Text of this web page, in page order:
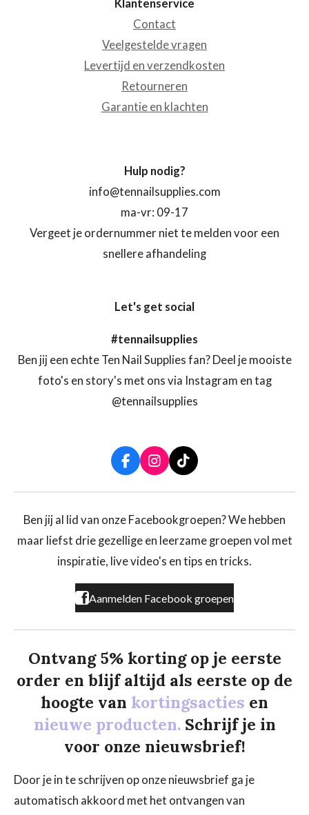
Klantenservice
Contact
Veelgestelde vragen
Levertijd en verzendkosten
Retourneren
Garantie en klachten
Hulp nodig?
info@tennailsupplies.com
ma-vr: 09-17
Vergeet je ordernummer niet te melden voor een
snellere afhandeling
Let's get social
#tennailsupplies
Ben jij een echte Ten Nail Supplies fan? Deel je mooiste
foto's en story's met ons via Instagram en tag
@tennailsupplies
F
a
c
b
o
k
I
n
s
a
r
a
T
i
k
o
Ben jij al lid van onze Facebookgroepen? We hebben
maar liefst drie gezellige en leerzame groepen vol met
inspiratie, live video's en tips en tricks.
Aanmelden Facebook groepen
Ontvang 5% korting op je eerste
order en blijf altijd als eerste op de
hoogte van kortingsacties en
nieuwe producten. Schrijf je in
voor onze nieuwsbrief!
Door je in te schrijven op onze nieuwsbrief ga je
automatisch akkoord met het ontvangen van